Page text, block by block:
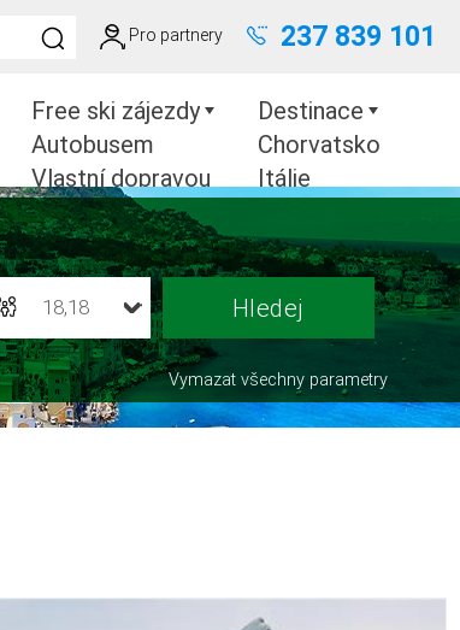
Pro partnery 237 839 101
Free ski zájezdy
Autobusem
Vlastní dopravou
Destinace
Chorvatsko
Itálie
18,18
Vymazat všechny parametry